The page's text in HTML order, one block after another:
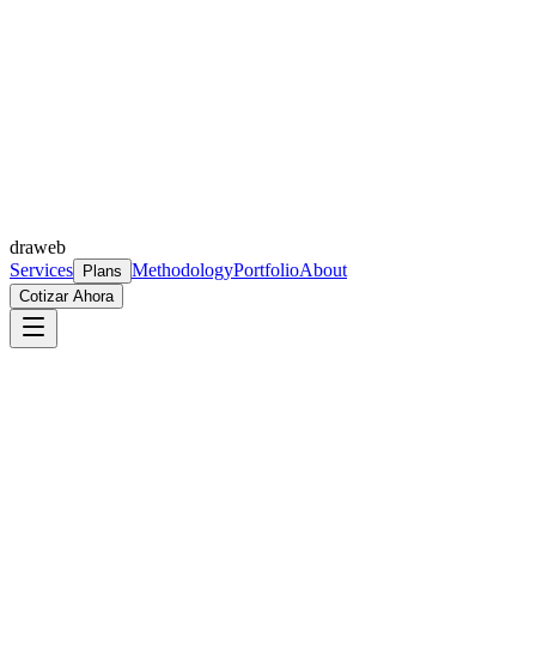
draweb
Services
Plans MethodologyPortfolioAbout
Cotizar Ahora